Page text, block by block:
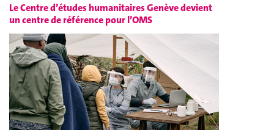
Le Centre d’études humanitaires Genève devient
un centre de référence pour l’OMS